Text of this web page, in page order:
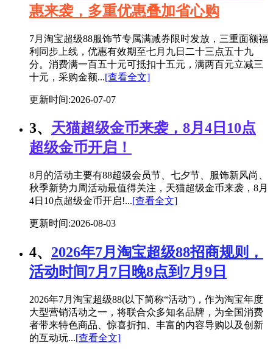
惠来袭，多重优惠叠加省心购
7月淘宝超级88服饰节专属满减券限时发放，三重面额福
利同步上线，优惠有效期至七月九日二十三点五十九
分。消费满一百五十元可抵扣十五元，满两百元立减三
十元，采购金额...[查看全文]
更新时间:2026-07-07
3、 天猫超级金币来袭，8月4日10点
超级金币开启！
8月的活动主要有88超级会员节、七夕节、服饰新风尚、
秋季新势力周活动最值得关注，天猫超级金币来袭，8月
4日10点超级金币开启!...[查看全文]
更新时间:2026-08-03
4、 2026年7月淘宝超级88招商规则，
活动时间7月7日晚8点到7月9日
2026年7月淘宝超级88(以下简称“活动”)，作为淘宝年度
大型营销活动之一，将联合众多知名品牌，为全国消费
者带来特色商品、惊喜折扣、丰富的内容导购以及创新
的互动玩...[查看全文]